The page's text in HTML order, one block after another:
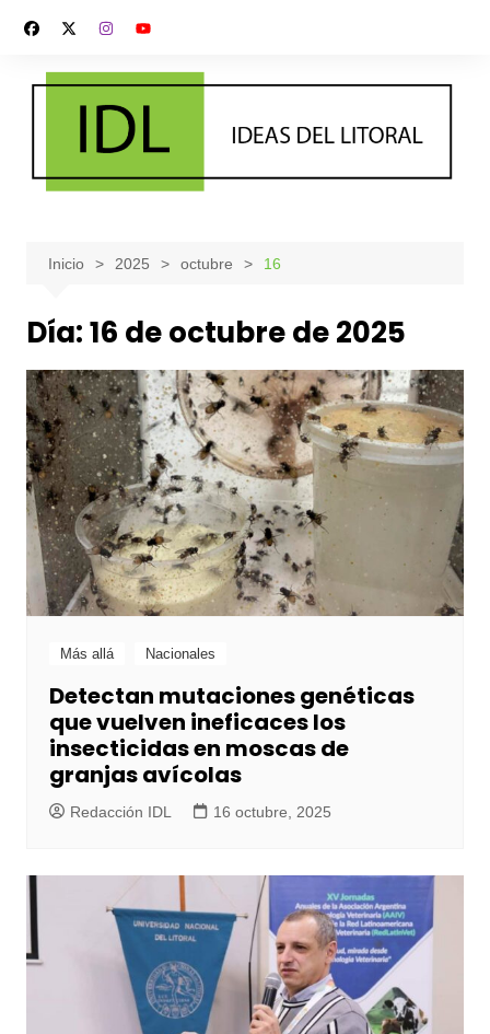
contenido
Inicio 2025 octubre 16
Día:16 de octubre de 2025
Más allá Nacionales
Detectan mutaciones genéticas
que vuelven ineficaces los
insecticidas en moscas de
granjas avícolas
Redacción IDL 16 octubre, 2025